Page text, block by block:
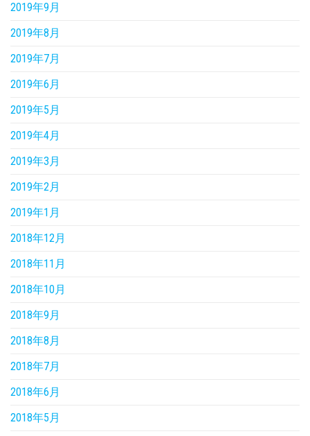
2019年9月
2019年8月
2019年7月
2019年6月
2019年5月
2019年4月
2019年3月
2019年2月
2019年1月
2018年12月
2018年11月
2018年10月
2018年9月
2018年8月
2018年7月
2018年6月
2018年5月